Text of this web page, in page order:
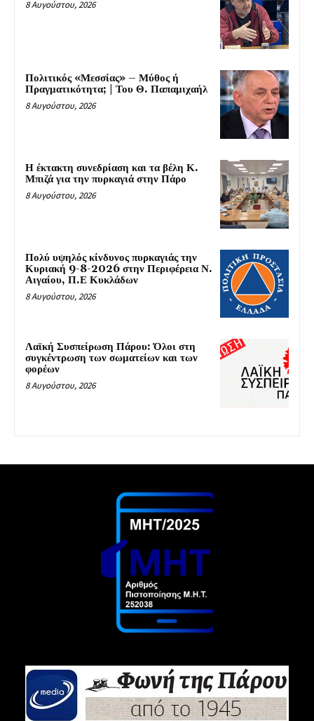
8 Αυγούστου, 2026
Πολιτικός «Μεσσίας» – Μύθος ή
Πραγματικότητα; | Του Θ. Παπαμιχαήλ
8 Αυγούστου, 2026
Η έκτακτη συνεδρίαση και τα βέλη Κ.
Μπιζά για την πυρκαγιά στην Πάρο
8 Αυγούστου, 2026
Πολύ υψηλός κίνδυνος πυρκαγιάς την
Κυριακή 9-8-2026 στην Περιφέρεια Ν.
Αιγαίου, Π.Ε Κυκλάδων
8 Αυγούστου, 2026
Λαϊκή Συσπείρωση Πάρου: Όλοι στη
συγκέντρωση των σωματείων και των
φορέων
8 Αυγούστου, 2026